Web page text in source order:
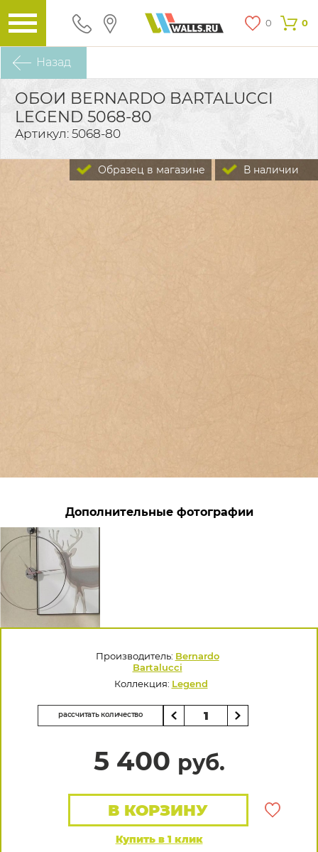
0 0
Назад
ОБОИ BERNARDO BARTALUCCI
LEGEND 5068-80
Артикул: 5068-80
В наличии
Образец в магазине
Дополнительные фотографии
Производитель: Bernardo
Bartalucci
Коллекция: Legend
рассчитать количество
5 400 руб.
Купить в 1 клик
В КОРЗИНУ